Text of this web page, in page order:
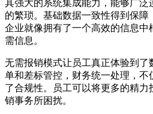
其强大的系统集成能力，能够广泛
的繁琐。基础数据一致性得到保障
企业就像拥有了一个高效的信息
需信息。
无需报销模式让员工真正体验到
单和差标管控，财务统一处理，不
了合规性。员工可以将更多的精
销事务所困扰。